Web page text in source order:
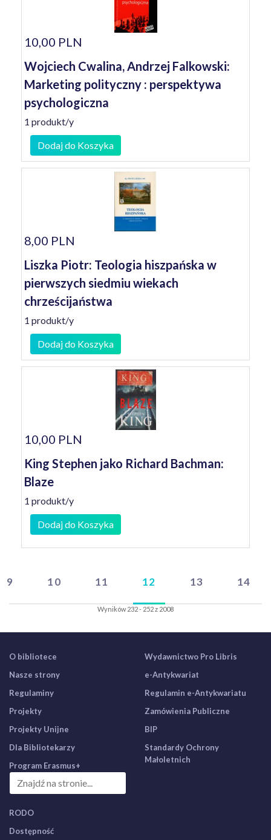
10,00 PLN
Wojciech Cwalina, Andrzej Falkowski:
Marketing polityczny : perspektywa
psychologiczna
1 produkt/y
Dodaj do Koszyka
8,00 PLN
Liszka Piotr: Teologia hiszpańska w
pierwszych siedmiu wiekach
chrześcijaństwa
1 produkt/y
Dodaj do Koszyka
10,00 PLN
King Stephen jako Richard Bachman:
Blaze
1 produkt/y
Dodaj do Koszyka
9 10 11 12 13 14
Wyników 232 - 252 z 2008
O bibliotece
Nasze strony
Regulaminy
Projekty
Projekty Unijne
Dla Bibliotekarzy
Program Erasmus+
Wydawnictwo Pro Libris
e-Antykwariat
Regulamin e-Antykwariatu
Zamówienia Publiczne
BIP
Standardy Ochrony
Małoletnich
RODO
Dostępność